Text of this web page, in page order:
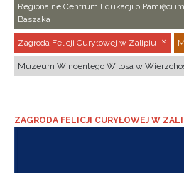
Regionalne Centrum Edukacji o Pamięci
Baszaka
Zagroda Felicji Curyłowej w Zalipiu
Muzeum Wincentego Witosa w
ZAGRODA FELICJI CURYŁOWEJ W